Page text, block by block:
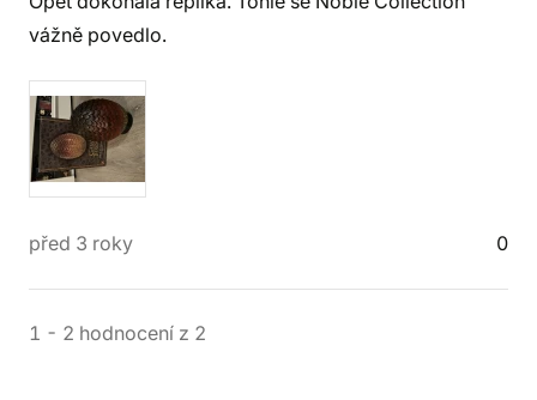
vážně povedlo.
před 3 roky 0
1 - 2 hodnocení z 2